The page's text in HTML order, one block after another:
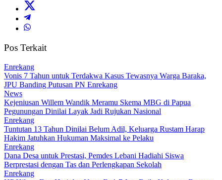
Pos Terkait
Enrekang
Vonis 7 Tahun untuk Terdakwa Kasus Tewasnya Warga Baraka,
JPU Banding Putusan PN Enrekang
News
Kejeniusan Willem Wandik Meramu Skema MBG di Papua
Pegunungan Dinilai Layak Jadi Rujukan Nasional
Enrekang
Tuntutan 13 Tahun Dinilai Belum Adil, Keluarga Rustam Harap
Hakim Jatuhkan Hukuman Maksimal ke Pelaku
Enrekang
Dana Desa untuk Prestasi, Pemdes Lebani Hadiahi Siswa
Berprestasi dengan Tas dan Perlengkapan Sekolah
Enrekang